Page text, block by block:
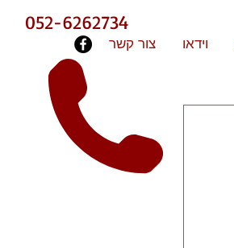
וידאו צור קשר
052-6262734